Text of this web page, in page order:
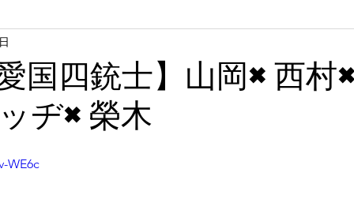
愛国四銃士】山岡×西
ヂ×榮木
WE6c